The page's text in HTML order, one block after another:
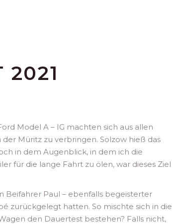
2021
Model A – IG machten sich aus allen
Müritz zu verbringen. Solzow hieß das
in dem Augenblick, in dem ich die
für die lange Fahrt zu ölen, war dieses Ziel
Beifahrer Paul – ebenfalls begeisterter
zurückgelegt hatten. So mischte sich in die
den Dauertest bestehen? Falls nicht,